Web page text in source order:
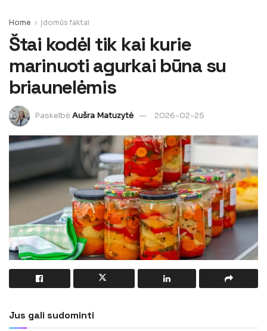
Home Įdomūs faktai
Štai kodėl tik kai kurie
marinuoti agurkai būna su
briaunelėmis
PaskelbėAušra Matuzytė 2026-02-25
Jus gali sudominti